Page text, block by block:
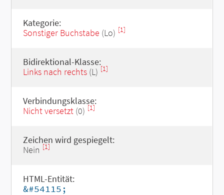
Kategorie:
Sonstiger Buchstabe (Lo) [1]
Bidirektional-Klasse:
Links nach rechts(L) [1]
Verbindungsklasse:
Nicht versetzt(0) [1]
Zeichen wird gespiegelt:
Nein [1]
HTML-Entität:
&#54115;